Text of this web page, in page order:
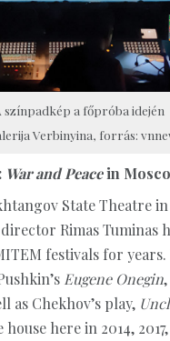
színpadkép a főpróba idején
Verbinyina, forrás:
War and Peacein
State Theatre in
Rimas Tuminas
festivals for years.
Eugene Onegin
as Chekhov’s play,
here in 2014, 2017,